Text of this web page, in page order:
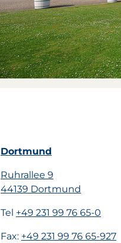
Dortmund
Ruhrallee 9
44139 Dortmund
Tel +49 231 99 76 65-0
Fax: +49 231 99 76 65-927